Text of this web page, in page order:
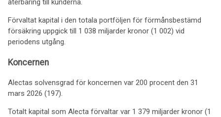
återbäring till kunderna.
Förvaltat kapital i den totala portföljen för förmånsbestämd
försäkring uppgick till 1 038 miljarder kronor (1 002) vid
periodens utgång.
Koncernen
Alectas solvensgrad för koncernen var 200 procent den 31
mars 2026 (197).
Totalt kapital som Alecta förvaltar var 1 379 miljarder kronor (1